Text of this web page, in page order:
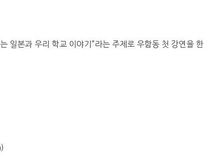
일본과 우리 학교 이야기”라는 주제로 우함동 첫 강연을 한